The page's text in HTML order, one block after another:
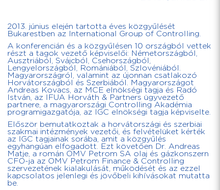
2013. június elején tartotta éves közgyűlését
Bukarestben az International Group of Controlling.
A konferencián és a közgyűlésen 10 országból vettek
részt a tagok vezető képviselői: Németországból,
Ausztriából, Svájcból, Csehországból,
Lengyelországból, Romániából, Szlovéniából.
Magyarországról, valamint az újonnan csatlakozó
Horvátországból és Szerbiából. Magyarországot
Andreas Kovacs, az MCE elnökségi tagja és Radó
István, az IFUA Horváth & Partners ügyvezető
partnere, a magyarországi Controlling Akadémia
programigazgatója, az IGC elnökségi tagja képviselte.
Először bemutatkoztak a horvátországi és szerbiai
szakmai intézmények vezetői, és felvételüket kérték
az IGC tagjainak sorába, amit a közgyűlés
egyhangúan elfogadott. Ezt követően Dr. Andreas
Matje, a román OMV Petrom SA olaj és gázkonszern
CFO-ja az OMV Petrom Finance & Controlling
szervezetének kialakulását, működését és az ezzel
kapcsolatos jelenlegi és jövőbeli kihívásokat mutatta
be.